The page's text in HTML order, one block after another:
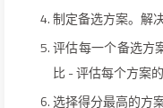
制定备选方案。解
评估每一个备选方
比 - 评估每个方案
选择得分最高的方案